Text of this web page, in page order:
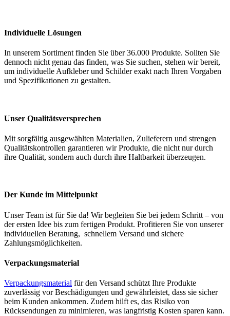
Individuelle Lösungen
In unserem Sortiment finden Sie über 36.000 Produkte. Sollten Sie
dennoch nicht genau das finden, was Sie suchen, stehen wir bereit,
um individuelle Aufkleber und Schilder exakt nach Ihren Vorgaben
und Spezifikationen zu gestalten.
Unser Qualitätsversprechen
Mit sorgfältig ausgewählten Materialien, Zulieferern und strengen
Qualitätskontrollen garantieren wir Produkte, die nicht nur durch
ihre Qualität, sondern auch durch ihre Haltbarkeit überzeugen.
Der Kunde im Mittelpunkt
Unser Team ist für Sie da! Wir begleiten Sie bei jedem Schritt – von
der ersten Idee bis zum fertigen Produkt. Profitieren Sie von unserer
individuellen Beratung, schnellem Versand und sichere
Zahlungsmöglichkeiten.
Verpackungsmaterial
Verpackungsmaterial für den Versand schützt Ihre Produkte
zuverlässig vor Beschädigungen und gewährleistet, dass sie sicher
beim Kunden ankommen. Zudem hilft es, das Risiko von
Rücksendungen zu minimieren, was langfristig Kosten sparen kann.